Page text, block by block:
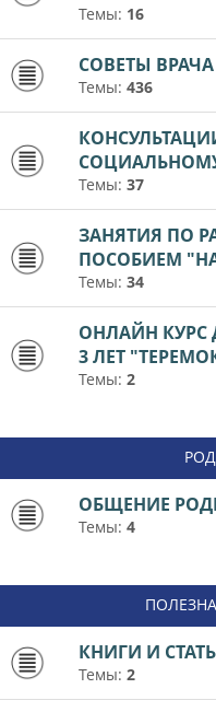
Темы: 16
СОВЕТЫ ВРАЧА
Темы: 436
Темы: 37
ЗАНЯТИЯ ПО
ПОСОБИЕМ
Темы: 34
ОНЛАЙН КУРС
3 ЛЕТ
Темы: 2
ОБЩЕНИЕ
Темы: 4
КНИГИ И
Темы: 2